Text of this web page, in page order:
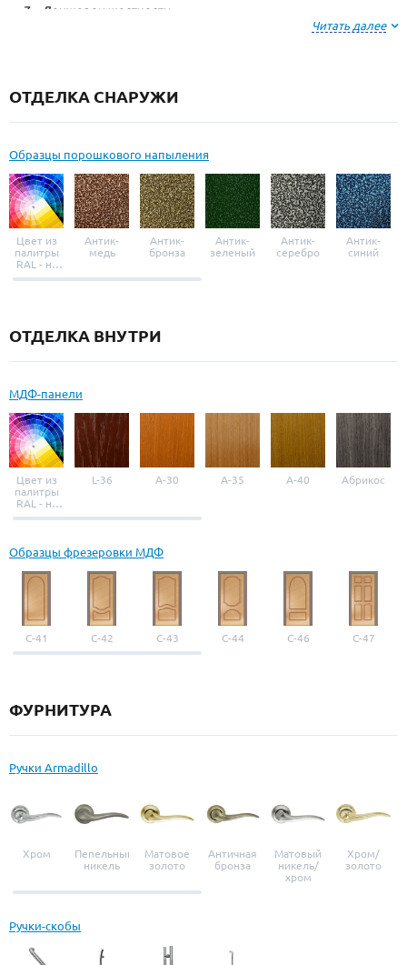
Лонжерон жесткости
Читать далее
ОТДЕЛКА СНАРУЖИ
Образцы порошкового напыления
Цвет из
палитры
RAL - на
выбор
Антик-
медь
Антик-
бронза
Антик-
зеленый
Антик-
серебро
Антик-
синий
ОТДЕЛКА ВНУТРИ
МДФ-панели
Цвет из
палитры
RAL - на
выбор
L-36 A-30 A-35 A-40 Абрикос
Образцы фрезеровки МДФ
С-41 С-42 С-43 С-44 С-46 С-47
ФУРНИТУРА
Ручки Armadillo
Хром
Пепельный
никель
Матовое
золото
Античная
бронза
Матовый
никель/
хром
Хром/
золото
Ручки-скобы